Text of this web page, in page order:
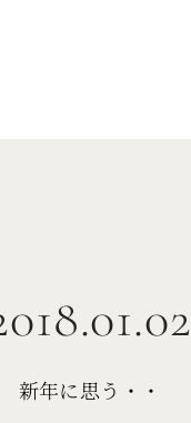
新年に思う・・